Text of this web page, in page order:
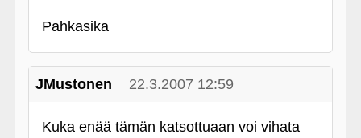
Pahkasika
JMustonen 22.3.2007 12:59
Kuka enää tämän katsottuaan voi vihata